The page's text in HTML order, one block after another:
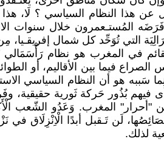
عن هذا النظام السياسي ؟ لَا،
المُستـعمرون خلال سنوات
التي تُوَحِّد كل شمال
في المغرب هو نظام رَأْسَمَالي
فيما بين الأقاليم، أو
سَببه هو أن النظام السياسي
فيهم بُذُور حَركة ثَورية
المغرب. وَعَدُو الشّعب الْأَكبر،
خَصَائِصُها، لَن تَـقبل أبدًا
لذلك.